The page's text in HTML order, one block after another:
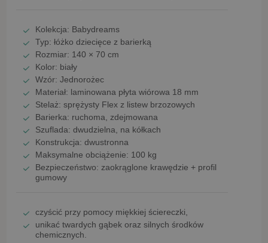
Kolekcja: Babydreams
Typ: łóżko dziecięce z barierką
Rozmiar: 140 × 70 cm
Kolor: biały
Wzór: Jednorożec
Materiał: laminowana płyta wiórowa 18 mm
Stelaż: sprężysty Flex z listew brzozowych
Barierka: ruchoma, zdejmowana
Szuflada: dwudzielna, na kółkach
Konstrukcja: dwustronna
Maksymalne obciążenie: 100 kg
Bezpieczeństwo: zaokrąglone krawędzie + profil
gumowy
czyścić przy pomocy miękkiej ściereczki
unikać twardych gąbek oraz silnych środków
chemicznych